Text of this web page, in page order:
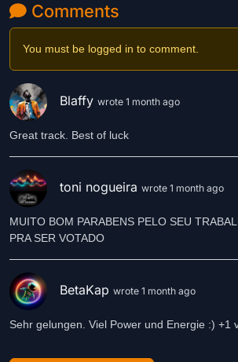
Comments
You must be logged in to comment.
Blaffy wrote 1 month ago
Great track. Best of luck
toni nogueira wrote 1 month ago
MUITO BOM PARABENS PELO SEU
PRA SER VOTADO
BetaKap wrote 1 month ago
Sehr gelungen. Viel Power und Energie :) +1